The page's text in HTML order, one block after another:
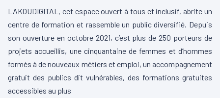
LAKOUDIGITAL, cet espace ouvert à tous et inclusif, abrite un
centre de formation et rassemble un public diversifié. Depuis
son ouverture en octobre 2021, c’est plus de 250 porteurs de
projets accueillis, une cinquantaine de femmes et d’hommes
formés à de nouveaux métiers et emploi, un accompagnement
gratuit des publics dit vulnérables, des formations gratuites
accessibles au plus